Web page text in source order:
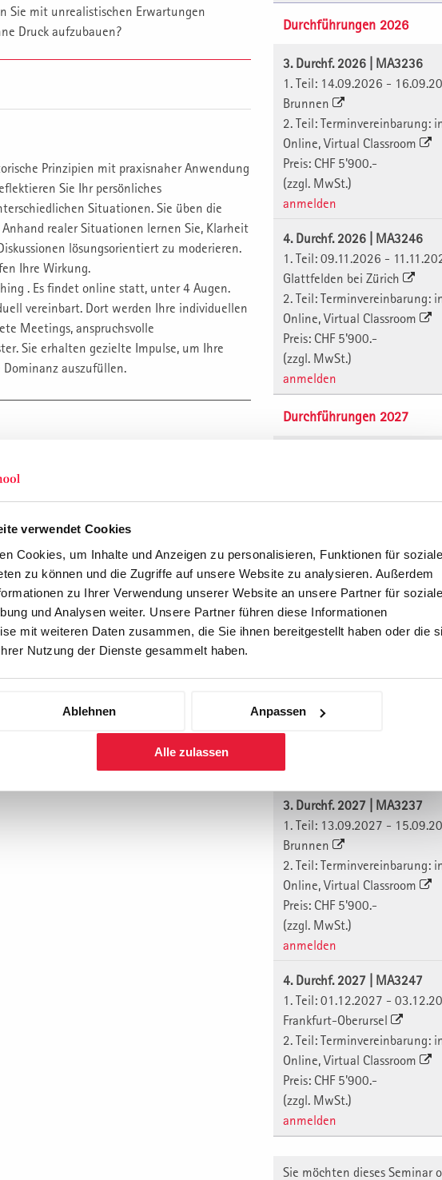
verwendet Cookies
Cookies, um Inhalte und Anzeigen zu personalisieren, Funktionen für soziale
zu können und die Zugriffe auf unsere Website zu analysieren. Außerdem
zu Ihrer Verwendung unserer Website an unsere Partner für soziale
und Analysen weiter. Unsere Partner führen diese Informationen
mit weiteren Daten zusammen, die Sie ihnen bereitgestellt haben oder die
Nutzung der Dienste gesammelt haben.
Ablehnen Anpassen
Alle zulassen
Sie mit unrealistischen Erwartungen
Druck aufzubauen?
Prinzipien mit praxisnaher Anwendung
Sie Ihr persönliches
Situationen. Sie üben die
realer Situationen lernen Sie, Klarheit
lösungsorientiert zu moderieren.
Ihre Wirkung.
. Es findet online statt, unter 4 Augen.
vereinbart. Dort werden Ihre individuellen
Meetings, anspruchsvolle
Sie erhalten gezielte Impulse, um Ihre
Dominanz auszufüllen.
Zielvereinbarungspflicht
wollen
Weiterbildung für die Praxis. Qualität seit
Durchführungen 2026
3. Durchf. 2026 | MA3236
1. Teil: 14.09.2026 -
Brunnen
2. Teil: Terminvereinbarung:
Online, Virtual Classroom
Preis: CHF 5'900.-
(zzgl. MwSt.)
anmelden
4. Durchf. 2026 | MA3246
1. Teil: 09.11.2026 -
Glattfelden bei Zürich
2. Teil: Terminvereinbarung:
Online, Virtual Classroom
Preis: CHF 5'900.-
(zzgl. MwSt.)
anmelden
Durchführungen 2027
2. Teil: Terminvereinbarung:
Preis: CHF 5'900.-
(zzgl. MwSt.)
anmelden
2. Durchf. 2027 | MA3227
2. Teil: Terminvereinbarung:
Online, Virtual Classroom
Preis: CHF 5'900.-
anmelden
3. Durchf. 2027 | MA3237
1. Teil: 13.09.2027 -
Brunnen
2. Teil: Terminvereinbarung:
Online, Virtual Classroom
Preis: CHF 5'900.-
(zzgl. MwSt.)
anmelden
4. Durchf. 2027 | MA3247
1. Teil: 01.12.2027 -
Frankfurt-Oberursel
2. Teil: Terminvereinbarung:
Online, Virtual Classroom
Preis: CHF 5'900.-
(zzgl. MwSt.)
anmelden
Sie möchten dieses Seminar